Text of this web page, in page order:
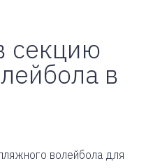
секцию
в
волейбола для